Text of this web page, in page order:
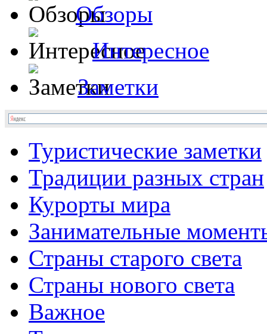
Обзоры
Интересное
Заметки
Туристические заметки
Традиции разных стран
Курорты мира
Занимательные
Страны старого света
Страны нового света
Важное